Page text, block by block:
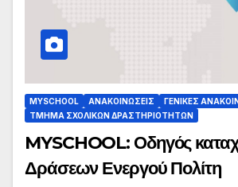
MYSCHOOL ΑΝΑΚΟΙΝΏΣΕΙΣ
ΓΕΝΙΚΈΣ
ΤΜΉΜΑ ΣΧΟΛΙΚΏΝ ΔΡΑΣΤΗΡΙΟΤΉΤΩΝ
MYSCHOOL: Οδηγός
Δράσεων Ενεργού Πολίτη